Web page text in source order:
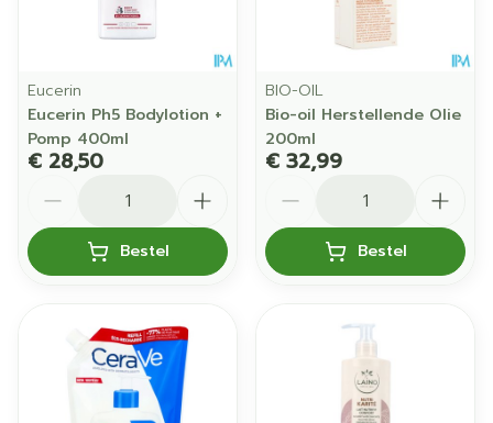
Eucerin
Eucerin Ph5 Bodylotion +
Pomp 400ml
€ 28,50
Bestel
BIO-OIL
Bio-oil Herstellende Olie
200ml
€ 32,99
Bestel